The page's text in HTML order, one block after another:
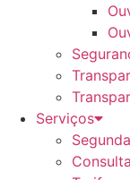
Serviços